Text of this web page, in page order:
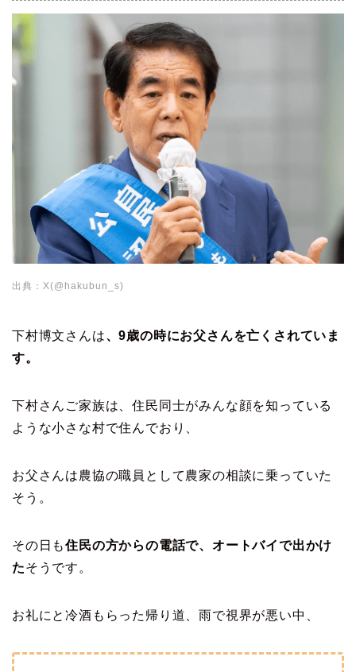
出典：X(@hakubun_s)
下村博文さんは、9歳の時にお父さんを亡くされていま
す。
下村さんご家族は、住民同士がみんな顔を知っている
ような小さな村で住んでおり、
お父さんは農協の職員として農家の相談に乗っていた
そう。
その日も住民の方からの電話で、オートバイで出かけ
たそうです。
お礼にと冷酒もらった帰り道、雨で視界が悪い中、